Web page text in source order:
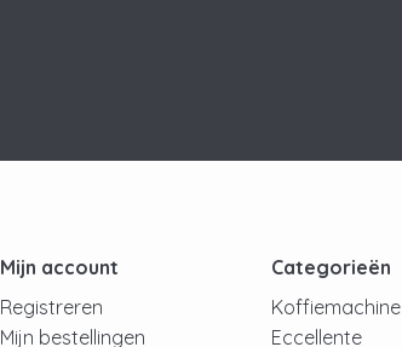
Mijn account
Registreren
Mijn bestellingen
Categorieën
Koffiemachine
Eccellente